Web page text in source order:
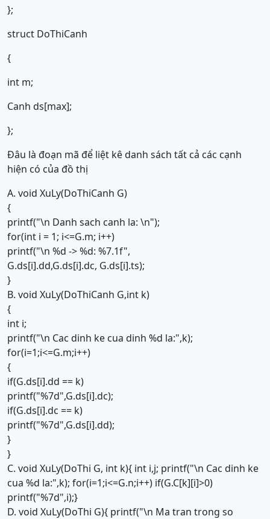
};
struct DoThiCanh
{
int m;
Canh ds[max];
};
Đâu là đoạn mã để liệt kê danh sách tất cả các cạnh
hiện có của đồ thị
A. void XuLy(DoThiCanh G)
{
printf("\n Danh sach canh la: \n");
for(int i = 1; i<=G.m; i++)
printf("\n %d -> %d: %7.1f",
G.ds[i].dd,G.ds[i].dc, G.ds[i].ts);
}
B. void XuLy(DoThiCanh G,int k)
{
int i;
printf("\n Cac dinh ke cua dinh %d la:",k);
for(i=1;i<=G.m;i++)
{
if(G.ds[i].dd == k)
printf("%7d",G.ds[i].dc);
if(G.ds[i].dc == k)
printf("%7d",G.ds[i].dd);
}
}
C. void XuLy(DoThi G, int k){ int i,j; printf("\n Cac dinh ke
cua %d la:",k); for(i=1;i<=G.n;i++) if(G.C[k][i]>0)
printf("%7d",i);}
D. void XuLy(DoThi G){ printf("\n Ma tran trong so